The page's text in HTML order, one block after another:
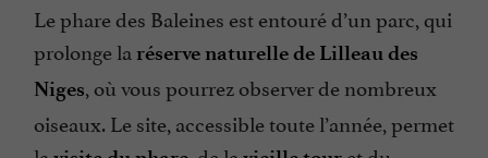
Le phare des Baleines est entouré d’un parc, qui
prolonge la réserve naturelle de Lilleau des
Niges, où vous pourrez observer de nombreux
oiseaux. Le site, accessible toute l’année, permet